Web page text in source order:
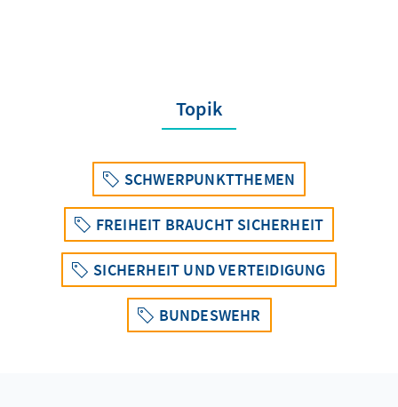
Topik
SCHWERPUNKTTHEMEN
FREIHEIT BRAUCHT SICHERHEIT
SICHERHEIT UND VERTEIDIGUNG
BUNDESWEHR